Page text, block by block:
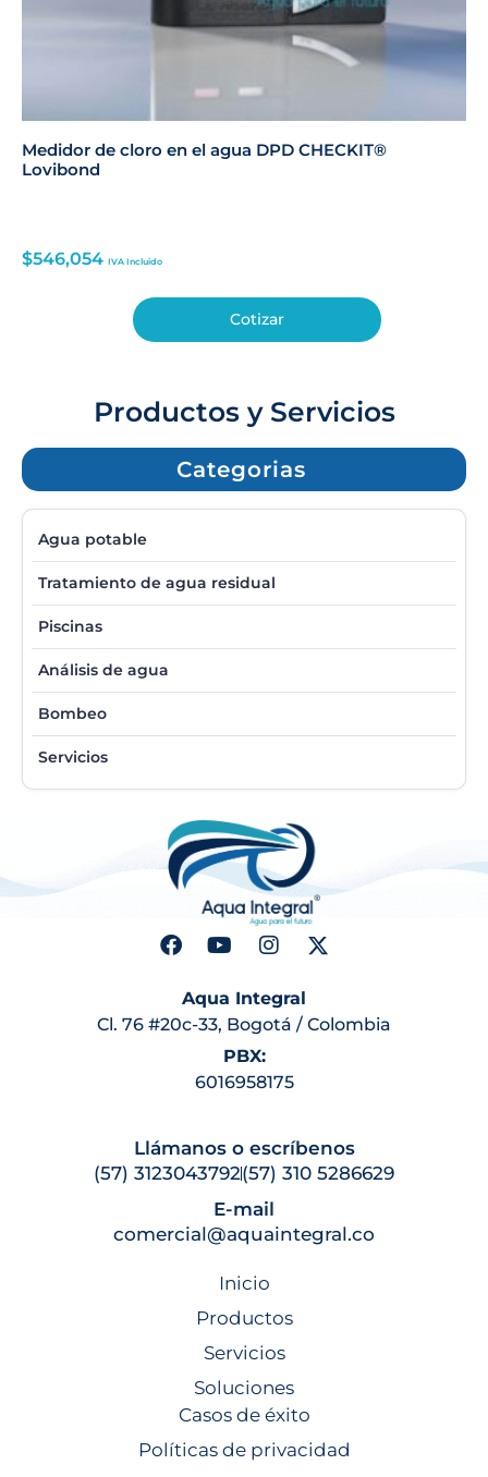
Medidor de cloro en el agua DPD CHECKIT®
Lovibond
$546,054 IVA Incluido
Cotizar
Productos y Servicios
Categorias
Agua potable
Tratamiento de agua residual
Piscinas
Análisis de agua
Bombeo
Servicios
Aqua Integral
Cl. 76 #20c-33, Bogotá / Colombia
PBX:
6016958175
Llámanos o escríbenos
(57) 3123043792(57) 310 5286629
E-mail
comercial@aquaintegral.co
Inicio
Productos
Servicios
Soluciones
Casos de éxito
Políticas de privacidad